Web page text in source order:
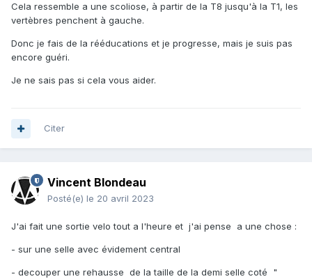
Cela ressemble a une scoliose, à partir de la T8 jusqu'à la T1, les
vertèbres penchent à gauche.
Donc je fais de la rééducations et je progresse, mais je suis pas
encore guéri.
Je ne sais pas si cela vous aider.
Citer
Vincent Blondeau
Posté(e) le 20 avril 2023
J'ai fait une sortie velo tout a l'heure et j'ai pense a une chose :
- sur une selle avec évidement central
- decouper une rehausse de la taille de la demi selle coté "